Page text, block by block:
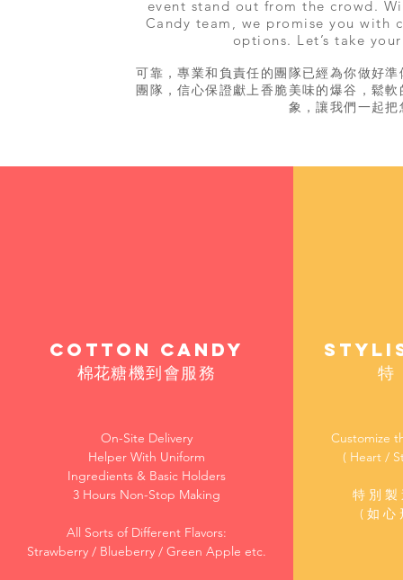
event stand out from the crowd.
Candy team, we promise you with
options. Let’s take
可靠，專業和負責任的團隊已經為你做好
團隊，信心保證獻上香脆美味的爆谷，鬆
象，讓我們一起
cotton candy
棉花糖機到會服務
On-Site Delivery
Helper With Uniform
Ingredients & Basic Holders
3 Hours Non-Stop Making
All Sorts of Different Flavors:
Strawberry / Blueberry / Green Apple etc.
特
Customize
( Heart /
特 別 製
( 如 心